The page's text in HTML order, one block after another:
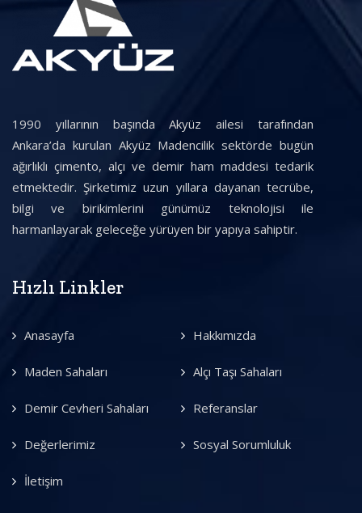
1990 yıllarının başında Akyüz ailesi tarafından
Ankara’da kurulan Akyüz Madencilik sektörde bugün
ağırlıklı çimento, alçı ve demir ham maddesi tedarik
etmektedir. Şirketimiz uzun yıllara dayanan tecrübe,
bilgi ve birikimlerini günümüz teknolojisi ile
harmanlayarak geleceğe yürüyen bir yapıya sahiptir.
Hızlı Linkler
Anasayfa Hakkımızda
Maden Sahaları Alçı Taşı Sahaları
Demir Cevheri Sahaları Referanslar
Değerlerimiz Sosyal Sorumluluk
İletişim